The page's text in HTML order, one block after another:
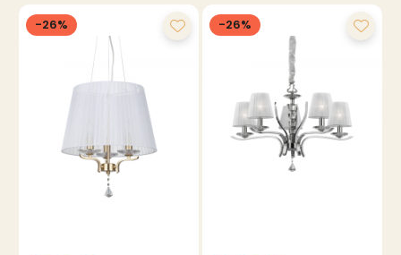
-26% -26%